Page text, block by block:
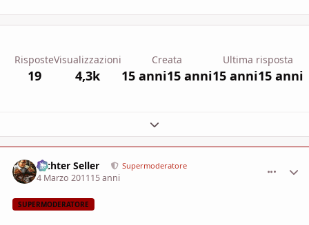
Risposte
19
Visualizzazioni
4,3k
Creata
15 anni15 anni
Ultima risposta
15 anni15 anni
Espandi panoramica del topic
Richter Seller Supermoderatore
4 Marzo 201115 anni
SUPERMODERATORE